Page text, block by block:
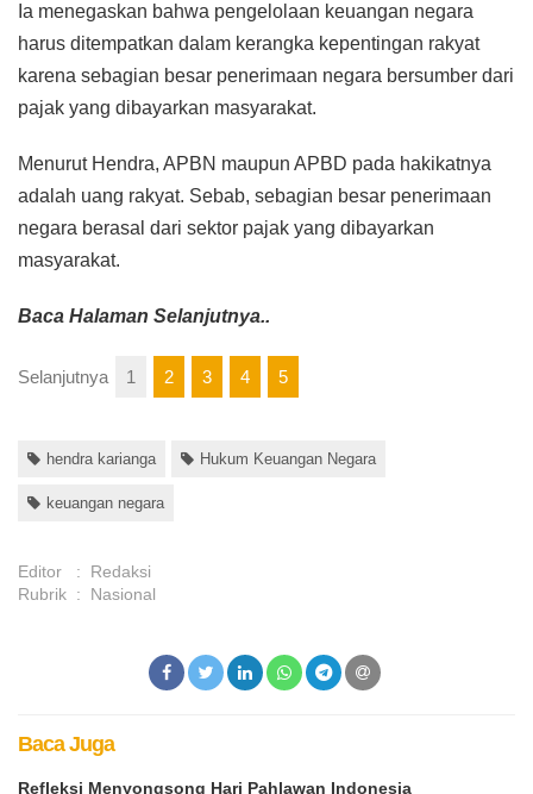
Ia menegaskan bahwa pengelolaan keuangan negara
harus ditempatkan dalam kerangka kepentingan rakyat
karena sebagian besar penerimaan negara bersumber dari
pajak yang dibayarkan masyarakat.
Menurut Hendra, APBN maupun APBD pada hakikatnya
adalah uang rakyat. Sebab, sebagian besar penerimaan
negara berasal dari sektor pajak yang dibayarkan
masyarakat.
Baca Halaman Selanjutnya..
Selanjutnya 1 2 3 4 5
hendra karianga Hukum Keuangan Negara
keuangan negara
Editor :
Redaksi
Rubrik : Nasional
Baca Juga
Refleksi Menyongsong Hari Pahlawan Indonesia